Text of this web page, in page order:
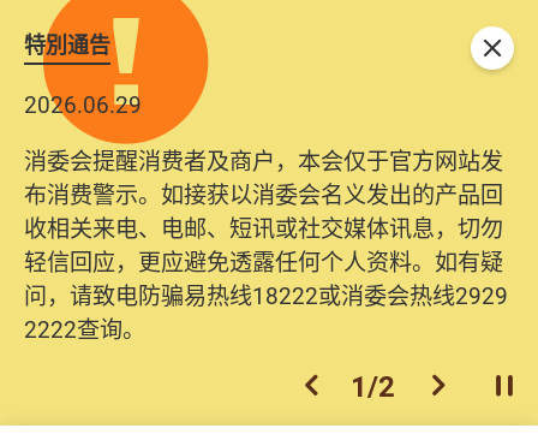
特別通告
2026.06.29
消委会提醒消费者及商户，本会仅于官方网站发
布消费警示。如接获以消委会名义发出的产品回
收相关来电、电邮、短讯或社交媒体讯息，切勿
轻信回应，更应避免透露任何个人资料。如有疑
问，请致电防骗易热线18222或消委会热线2929
2222查询。
上一个
1/2 下一个开
关闭